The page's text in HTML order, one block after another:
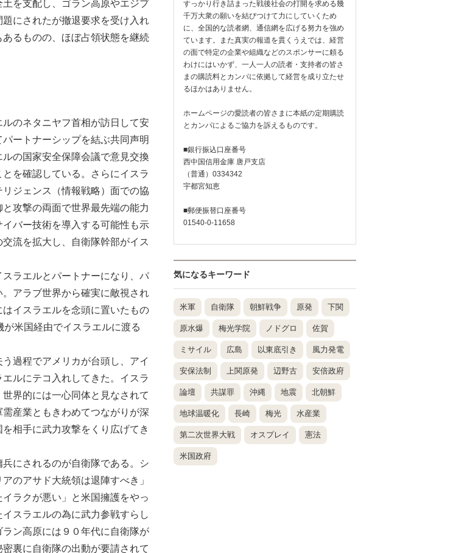
を支配し、ゴラン高原やエジプ
にされたが撤退要求を受け入れ
るものの、ほぼ占領状態を継続
のネタニヤフ首相が訪日して安
ートナーシップを結ぶ共同声明
の国家安全保障会議で意見交換
を確認している。さらにイスラ
ジェンス（情報戦略）面での協
攻撃の両面で世界最先端の能力
バー技術を導入する可能性も示
流を拡大し、自衛隊幹部がイス
ラエルとパートナーになり、パ
アラブ世界から確実に敵視され
イスラエルを念頭に置いたもの
米国経由でイスラエルに渡る
過程でアメリカが台頭し、アイ
ルにテコ入れしてきた。イスラ
界的には一心同体と見なされて
産業ともきわめてつながりが深
相手に武力攻撃をくり広げてき
にされるのが自衛隊である。シ
のアサド大統領は退陣すべき」
ラクが悪い」と米国擁護をやっ
スラエルの為に武力参戦すらし
ン高原には９０年代に自衛隊が
裏に自衛隊の出動が要請されて
すっかり行き詰まった戦後社会の打開を求める幾
千万大衆の願いを結びつけて力にしていくため
に、全国的な読者網、通信網を広げる努力を強め
ています。また真実の報道を貫くうえでは、経営
の面で特定の企業や組織などのスポンサーに頼る
わけにはいかず、一人一人の読者・支持者の皆さ
まの購読料とカンパに依拠して経営を成り立たせ
るほかはありません。
ホームページの愛読者の皆さまに本紙の定期購読
とカンパによるご協力を訴えるものです。
■銀行振込口座番号
西中国信用金庫 唐戸支店
（普通）0334342
宇都宮知恵
■郵便振替口座番号
01540-0-11658
気になるキーワード
米軍 自衛隊 朝鮮戦争 原発 下関
原水爆 梅光学院 ノドグロ 佐賀
ミサイル 広島 以東底引き 風力発電
安保法制 上関原発 辺野古 安倍政府
論壇 共謀罪 沖縄 地震 北朝鮮
地球温暖化 長崎 梅光 水産業
第二次世界大戦 オスプレイ 憲法
米国政府